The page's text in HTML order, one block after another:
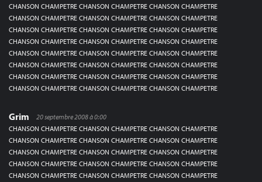
CHANSON CHAMPETRE CHANSON CHAMPETRE CHANSON CHAMPETRE
CHANSON CHAMPETRE CHANSON CHAMPETRE CHANSON CHAMPETRE
CHANSON CHAMPETRE CHANSON CHAMPETRE CHANSON CHAMPETRE
CHANSON CHAMPETRE CHANSON CHAMPETRE CHANSON CHAMPETRE
CHANSON CHAMPETRE CHANSON CHAMPETRE CHANSON CHAMPETRE
CHANSON CHAMPETRE CHANSON CHAMPETRE CHANSON CHAMPETRE
CHANSON CHAMPETRE CHANSON CHAMPETRE CHANSON CHAMPETRE
CHANSON CHAMPETRE CHANSON CHAMPETRE CHANSON CHAMPETRE
Grim
20 septembre 2008 à 0:00
CHANSON CHAMPETRE CHANSON CHAMPETRE CHANSON CHAMPETRE
CHANSON CHAMPETRE CHANSON CHAMPETRE CHANSON CHAMPETRE
CHANSON CHAMPETRE CHANSON CHAMPETRE CHANSON CHAMPETRE
CHANSON CHAMPETRE CHANSON CHAMPETRE CHANSON CHAMPETRE
CHANSON CHAMPETRE CHANSON CHAMPETRE CHANSON CHAMPETRE